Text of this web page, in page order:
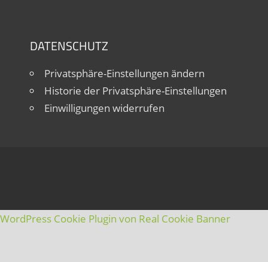
DATENSCHUTZ
Privatsphäre-Einstellungen ändern
Historie der Privatsphäre-Einstellungen
Einwilligungen widerrufen
WordPress Cookie Plugin von Real Cookie Banner